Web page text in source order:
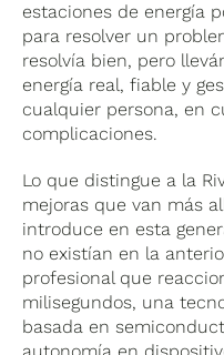
estaciones de energía
para resolver un
resolvía bien, pero
energía real, fiable y
cualquier persona, en
complicaciones.
Lo que distingue a la
mejoras que van más
introduce en esta
no existían en la
profesional que
milisegundos, una
basada en
autonomía en